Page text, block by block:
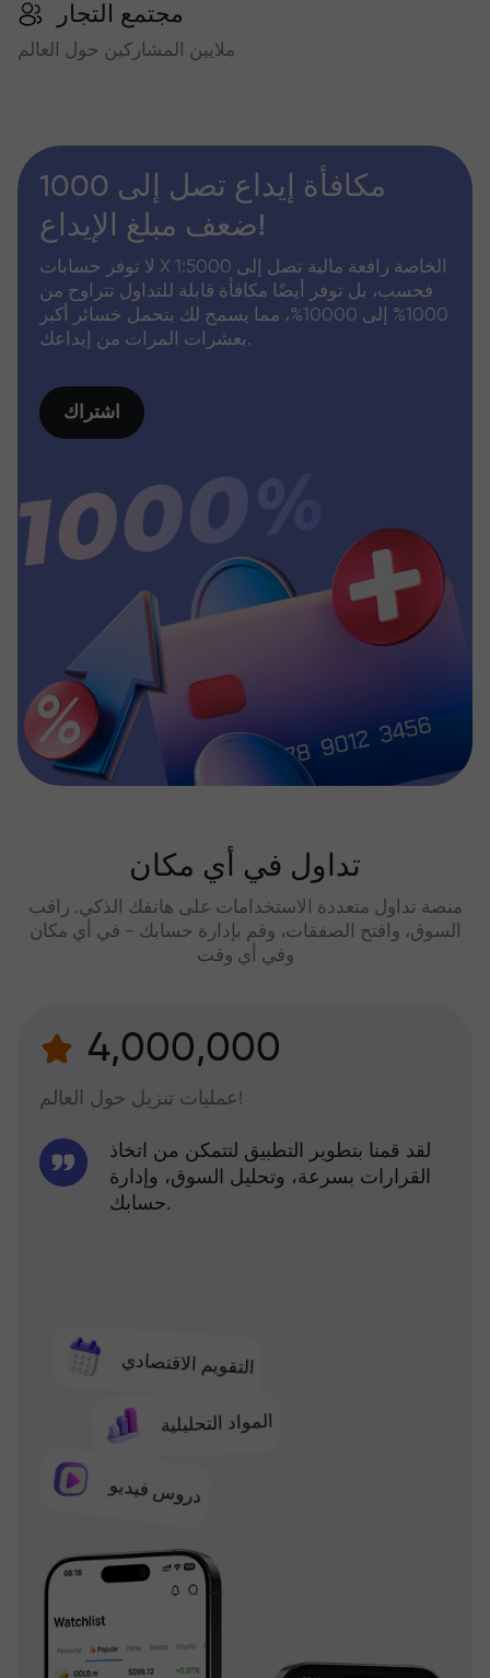
مجتمع التجار
ملايين المشاركين حول العالم
مكافأة إيداع تصل إلى 1000
ضعف مبلغ الإيداع!
لا توفر حسابات X الخاصة رافعة مالية تصل إلى 1:5000
فحسب، بل توفر أيضًا مكافأة قابلة للتداول تتراوح من
1000% إلى 10000%، مما يسمح لك بتحمل خسائر أكبر
بعشرات المرات من إيداعك.
اشتراك
تداول في أي مكان
منصة تداول متعددة الاستخدامات على هاتفك الذكي. راقب
السوق، وافتح الصفقات، وقم بإدارة حسابك - في أي مكان
وفي أي وقت
4,000,000
عمليات تنزيل حول العالم!
التقويم الاقتصادي
المواد التحليلية
دروس فيديو
لقد قمنا بتطوير التطبيق لتتمكن من اتخاذ
القرارات بسرعة، وتحليل السوق، وإدارة
حسابك.